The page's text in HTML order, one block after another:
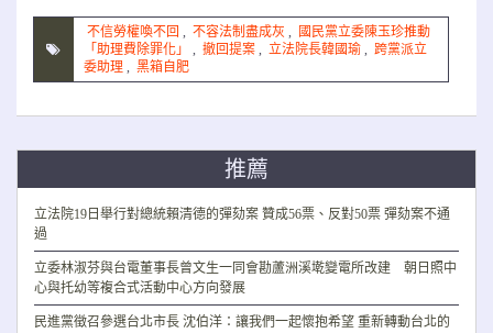
不信勞權喚不回 , 不容法制盡成灰 , 國民黨立委陳玉珍推動
「助理費除罪化」
, 撤回提案 , 立法院長韓國瑜 , 跨黨派立
委助理 , 黑箱自肥
推薦
立法院19日舉行對總統賴清德的彈劾案 贊成56票、反對50票 彈劾案不通
過
立委林淑芬與台電董事長曾文生一同會勘蘆洲溪墘變電所改建 朝日照中
心與托幼等複合式活動中心方向發展
民進黨徵召參選台北市長 沈伯洋：讓我們一起懷抱希望 重新轉動台北的